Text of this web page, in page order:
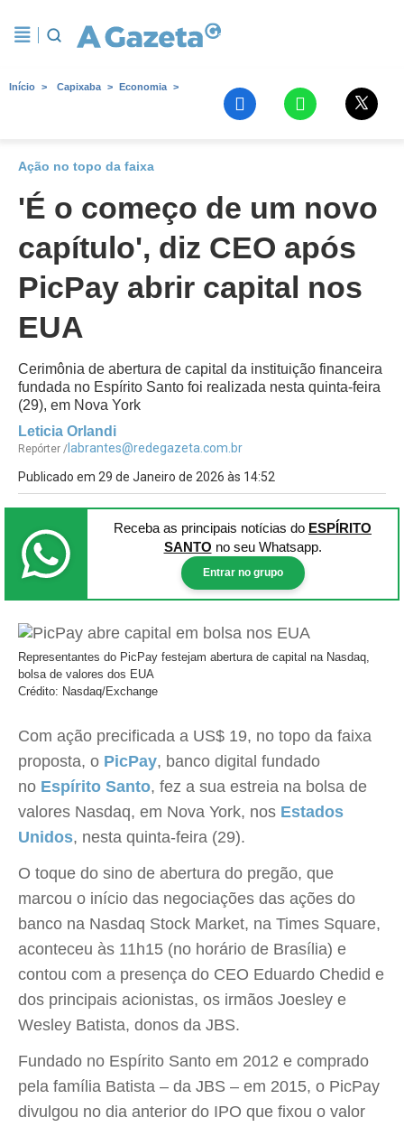
Início Capixaba Economia
Ação no topo da faixa
'É o começo de um novo
capítulo', diz CEO após
PicPay abrir capital nos
EUA
Cerimônia de abertura de capital da instituição financeira
fundada no Espírito Santo foi realizada nesta quinta-feira
(29), em Nova York
Leticia Orlandi
Repórter / labrantes@redegazeta.com.br
Publicado em 29 de Janeiro de 2026 às 14:52
Receba as principais notícias do ESPÍRITO
SANTO no seu Whatsapp.
Entrar no grupo
Representantes do PicPay festejam abertura de capital na Nasdaq,
bolsa de valores dos EUA
Crédito: Nasdaq/Exchange
Com ação precificada a US$ 19, no topo da faixa
proposta, o PicPay, banco digital fundado
no Espírito Santo, fez a sua estreia na bolsa de
valores Nasdaq, em Nova York, nos Estados
Unidos, nesta quinta-feira (29).
O toque do sino de abertura do pregão, que
marcou o início das negociações das ações do
banco na Nasdaq Stock Market, na Times Square,
aconteceu às 11h15 (no horário de Brasília) e
contou com a presença do CEO Eduardo Chedid e
dos principais acionistas, os irmãos Joesley e
Wesley Batista, donos da JBS.
Fundado no Espírito Santo em 2012 e comprado
pela família Batista – da JBS – em 2015, o PicPay
divulgou no dia anterior do IPO que fixou o valor